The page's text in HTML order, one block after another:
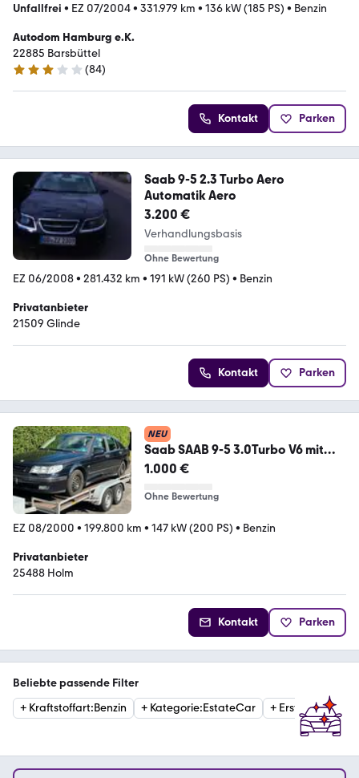
Unfallfrei • EZ 07/2004• 331.979 km • 136 kW (185 PS) • Benzin
Autodom Hamburg e.K.
22885 Barsbüttel
2.9 Sterne
(84)
Kontakt Parken
Saab 9-5 2.3 Turbo Aero
Automatik Aero
3.200 €
Verhandlungsbasis
Ohne Bewertung
EZ 06/2008• 281.432 km • 191 kW (260 PS) • Benzin
Privatanbieter
21509 Glinde
Kontakt Parken
NEU
Saab SAAB 9-5 3.0Turbo V6 mit
LPG Anlage
1.000 €
Ohne Bewertung
EZ 08/2000 • 199.800 km • 147 kW (200 PS) • Benzin
Privatanbieter
25488 Holm
Kontakt Parken
Beliebte passende Filter
+ Kraftstoffart:Benzin + Kategorie:EstateCar + Erstzulassung